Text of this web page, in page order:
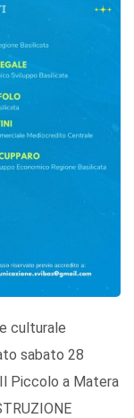
culturale
sabato 28
Piccolo a Matera